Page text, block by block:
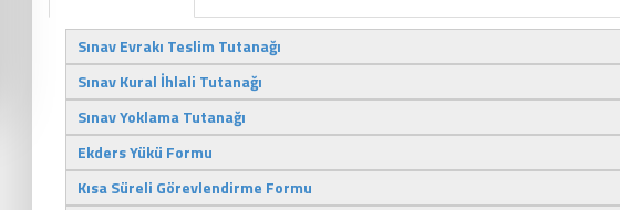
Sınav Evrakı Teslim Tutanağı
Sınav Kural İhlali Tutanağı
Sınav Yoklama Tutanağı
Ekders Yükü Formu
Kısa Süreli Görevlendirme Formu